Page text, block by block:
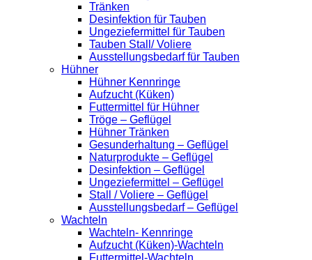
Tränken
Desinfektion für Tauben
Ungeziefermittel für Tauben
Tauben Stall/ Voliere
Ausstellungsbedarf für Tauben
Hühner
Hühner Kennringe
Aufzucht (Küken)
Futtermittel für Hühner
Tröge – Geflügel
Hühner Tränken
Gesunderhaltung – Geflügel
Naturprodukte – Geflügel
Desinfektion – Geflügel
Ungeziefermittel – Geflügel
Stall / Voliere – Geflügel
Ausstellungsbedarf – Geflügel
Wachteln
Wachteln- Kennringe
Aufzucht (Küken)-Wachteln